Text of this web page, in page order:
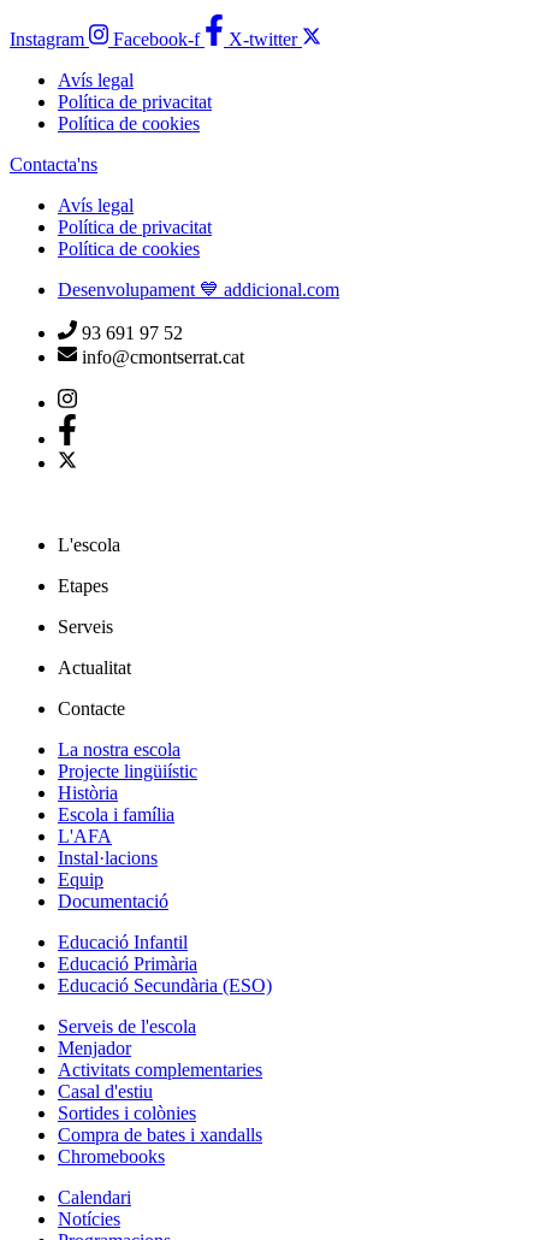
Instagram Facebook-f
X-twitter
Avís legal
Política de privacitat
Política de cookies
Contacta'ns
Avís legal
Política de privacitat
Política de cookies
Desenvolupament 💙 addicional.com
93 691 97 52
info@cmontserrat.cat
L'escola
Etapes
Serveis
Actualitat
Contacte
La nostra escola
Projecte lingüiístic
Història
Escola i família
L'AFA
Instal·lacions
Equip
Documentació
Educació Infantil
Educació Primària
Educació Secundària (ESO)
Serveis de l'escola
Menjador
Activitats complementaries
Casal d'estiu
Sortides i colònies
Compra de bates i xandalls
Chromebooks
Calendari
Notícies